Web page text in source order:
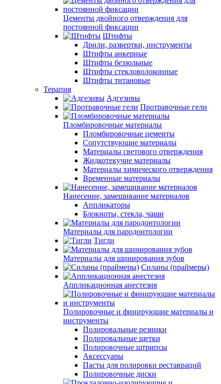
Цементы двойного отверждения для
постоянной фиксации
Штифты
Дрили, развертки, инструменты
Штифты анкерные
Штифты беззольные
Штифты стекловолоконные
Штифты титановые
Терапия
Адгезивы
Протравочные гели
Пломбировочные материалы
Пломбировочные цементы
Сопутствующие материалы
Материалы светового отверждения
Жидкотекучие материалы
Материалы химического отверждения
Временные материалы
Нанесение, замешивание материалов
Аппликаторы
Блокноты, стекла, чаши
Материалы для пародонтологии
Тигли
Материалы для шинирования зубов
Силаны (праймеры)
Аппликационная анестезия
Полировочные и финирующие материалы и
инструменты
Полировальные резинки
Полировальные щетки
Полировочные штрипсы
Аксессуары
Пасты для полировки реставраций
Полировочные диски